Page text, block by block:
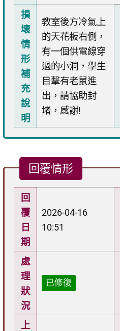
損
壞
情
形
補
充
說
明
教室後方冷氣上
的天花板右側，
有一個供電線穿
過的小洞，學生
目擊有老鼠進
出，請協助封
堵，感謝!
回覆情形
回
覆
日
期
2026-04-16
10:51
處
理
狀
況
已修復
上